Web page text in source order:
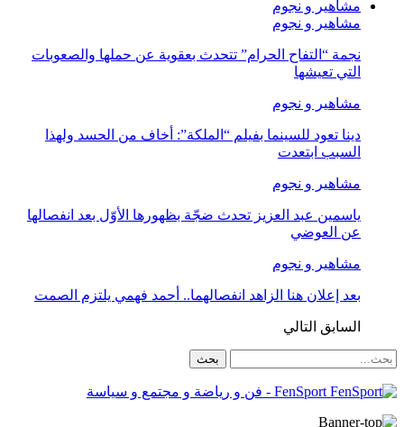
مشاهير و نجوم
مشاهير و نجوم
نجمة “التفاح الحرام” تتحدث بعقوية عن حملها والصعوبات
التي تعيشها
مشاهير و نجوم
دينا تعود للسينما بفيلم “الملكة”: أخاف من الحسد ولهذا
السبب ابتعدت
مشاهير و نجوم
ياسمين عبد العزيز تحدث ضجّة بظهورها الأوّل بعد انفصالها
عن العوضي
مشاهير و نجوم
بعد إعلان هنا الزاهد انفصالهما.. أحمد فهمي يلتزم الصمت
السابق التالي
FenSport - فن و رياضة و مجتمع و سياسة